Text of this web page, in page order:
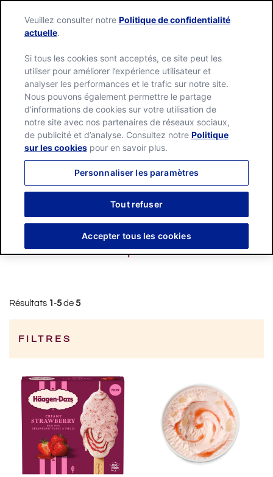
Language: English Français
Pour tous les
inconditionnels
d’expériences fruitées
Retrouvez tous nos parfums fruités aux
saveurs rafraichissantes, pour un vrai moment
de plaisir.
Résultats 1 -5de 5
FILTRES
Veuillez consulter notre Politique de confidentialité
actuelle.
Si tous les cookies sont acceptés, ce site peut les
utiliser pour améliorer l’expérience utilisateur et
analyser les performances et le trafic sur notre site.
Nous pouvons également permettre le partage
d’informations de cookies sur votre utilisation de
notre site avec nos partenaires de réseaux sociaux,
de publicité et d’analyse. Consultez notre Politique
sur les cookiespour en savoir plus.
Personnaliser les paramètres
Tout refuser
Accepter tous les cookies